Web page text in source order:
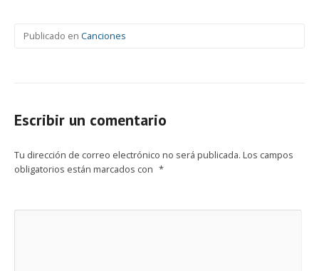
Publicado en Canciones
Escribir un comentario
Tu dirección de correo electrónico no será publicada. Los campos
obligatorios están marcados con *